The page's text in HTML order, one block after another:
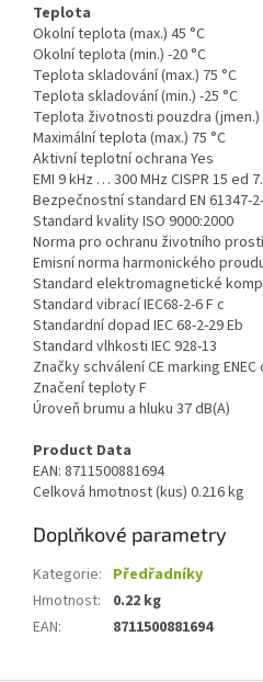
Teplota
Okolní teplota (max.) 45 °C
Okolní teplota (min.) -20 °C
Teplota skladování (max.) 75 °C
Teplota skladování (min.) -25 °C
Teplota životnosti pouzdra (jmen.)
Maximální teplota (max.) 75 °C
Aktivní teplotní ochrana Yes
EMI 9 kHz … 300 MHz CISPR 15 ed
Bezpečnostní standard EN 61347-
Standard kvality ISO 9000:2000
Norma pro ochranu životního
Emisní norma harmonického
Standard elektromagnetické
Standard vibrací IEC68-2-6 F c
Standardní dopad IEC 68-2-29 Eb
Standard vlhkosti IEC 928-13
Značky schválení CE marking
Značení teploty F
Úroveň brumu a hluku 37 dB(A)
Product Data
EAN: 8711500881694
Celková hmotnost (kus) 0.216 kg
Doplňkové parametry
Kategorie: Předřadníky
Hmotnost:
0.22 kg
EAN: 8711500881694